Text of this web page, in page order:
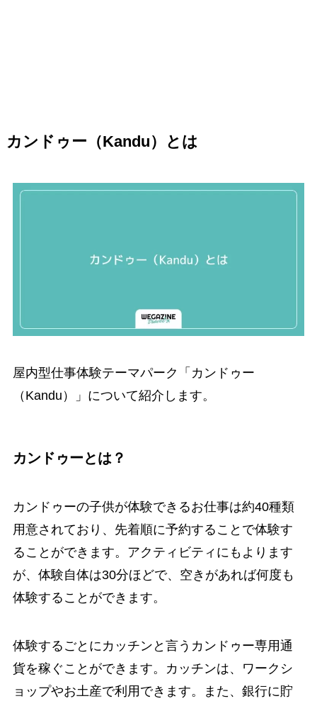
カンドゥー（Kandu）とは
屋内型仕事体験テーマパーク「カンドゥー
（Kandu）」について紹介します。
カンドゥーとは？
カンドゥーの子供が体験できるお仕事は約40種類
用意されており、先着順に予約することで体験す
ることができます。アクティビティにもよります
が、体験自体は30分ほどで、空きがあれば何度も
体験することができます。
体験するごとにカッチンと言うカンドゥー専用通
貨を稼ぐことができます。カッチンは、ワークシ
ョップやお土産で利用できます。また、銀行に貯